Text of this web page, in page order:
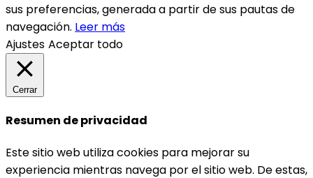
sus preferencias, generada a partir de sus pautas de
navegación. Leer más
Ajustes Aceptar todo
Cerrar
Resumen de privacidad
Este sitio web utiliza cookies para mejorar su
experiencia mientras navega por el sitio web. De estas,